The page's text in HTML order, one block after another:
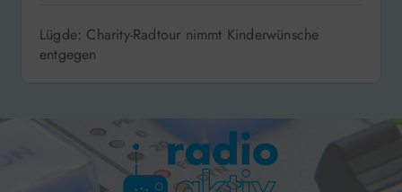
Lügde: Charity-Radtour nimmt Kinderwünsche
entgegen